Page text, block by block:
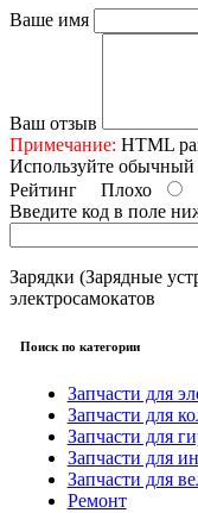
Ваше имя
Ваш отзыв
Примечание: HTML
Используйте обычный
Рейтинг Плохо
Введите код в поле
Зарядки (Зарядные
электросамокатов
Поиск по категории
Запчасти для
Запчасти для
Запчасти для
Запчасти для
Запчасти для
Ремонт